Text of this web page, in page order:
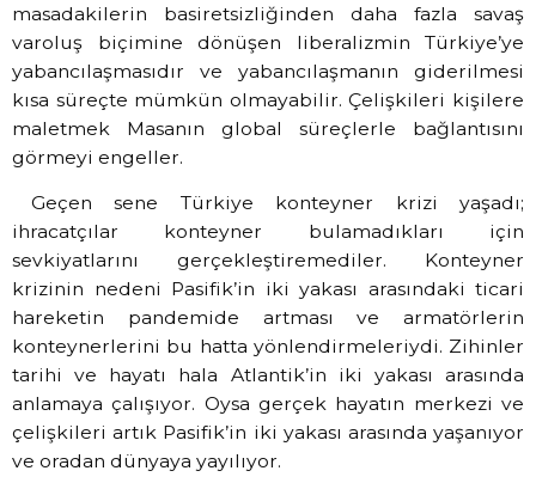
masadakilerin basiretsizliğinden daha fazla savaş
varoluş biçimine dönüşen liberalizmin Türkiye’ye
yabancılaşmasıdır ve yabancılaşmanın giderilmesi
kısa süreçte mümkün olmayabilir. Çelişkileri kişilere
maletmek Masanın global süreçlerle bağlantısını
görmeyi engeller.
Geçen sene Türkiye konteyner krizi yaşadı;
ihracatçılar konteyner bulamadıkları için
sevkiyatlarını gerçekleştiremediler. Konteyner
krizinin nedeni Pasifik’in iki yakası arasındaki ticari
hareketin pandemide artması ve armatörlerin
konteynerlerini bu hatta yönlendirmeleriydi. Zihinler
tarihi ve hayatı hala Atlantik’in iki yakası arasında
anlamaya çalışıyor. Oysa gerçek hayatın merkezi ve
çelişkileri artık Pasifik’in iki yakası arasında yaşanıyor
ve oradan dünyaya yayılıyor.